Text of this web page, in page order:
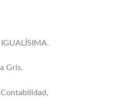
Gris.
Contabilidad,